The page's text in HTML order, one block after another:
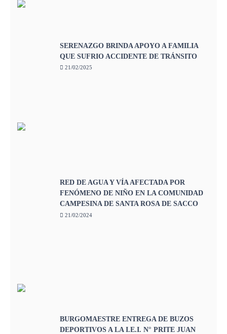
SERENAZGO BRINDA APOYO A FAMILIA
QUE SUFRIO ACCIDENTE DE TRÁNSITO
21/02/2025
RED DE AGUA Y VÍA AFECTADA POR
FENÓMENO DE NIÑO EN LA COMUNIDAD
CAMPESINA DE SANTA ROSA DE SACCO
21/02/2024
BURGOMAESTRE ENTREGA DE BUZOS
DEPORTIVOS A LA I.E.I. N° PRITE JUAN